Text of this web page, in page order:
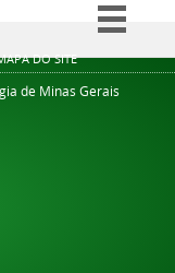
DO SITE
BR
de Minas Gerais